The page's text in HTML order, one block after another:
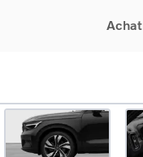
Achat
EX30
EX40
Configurez votre voiture
Offres du moment